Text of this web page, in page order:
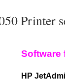
Printer
Software
HP